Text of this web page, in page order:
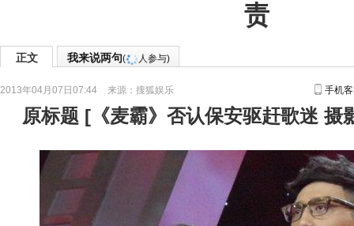
责
正文 我来说两句( 人参与)
2013年04月07日07:44 来源： 搜狐娱乐 手机
原标题 [ 《麦霸》否认保安驱赶歌迷 摄